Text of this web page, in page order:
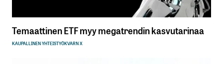
Temaattinen ETF myy megatrendin kasvutarinaa
KAUPALLINEN YHTEISTYÖKVARN X